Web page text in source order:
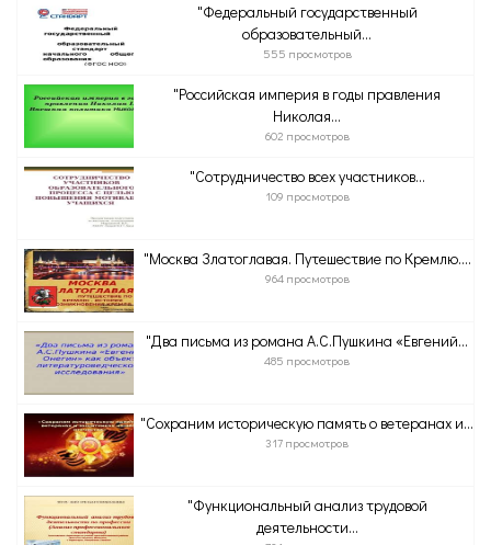
"Федеральный государственный
образовательный...
555 просмотров
"Российская империя в годы правления
Николая...
602 просмотров
"Сотрудничество всех участников...
109 просмотров
"Москва Златоглавая. Путешествие по Кремлю....
964 просмотров
"Два письма из романа А.С.Пушкина «Евгений...
485 просмотров
"Сохраним историческую память о ветеранах и...
317 просмотров
"Функциональный анализ трудовой
деятельности...